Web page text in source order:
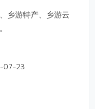
乡游特产、乡游云
07-23